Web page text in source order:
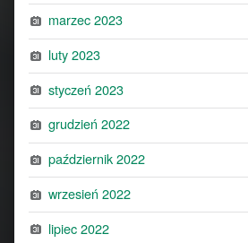
marzec 2023
luty 2023
styczeń 2023
grudzień 2022
październik 2022
wrzesień 2022
lipiec 2022